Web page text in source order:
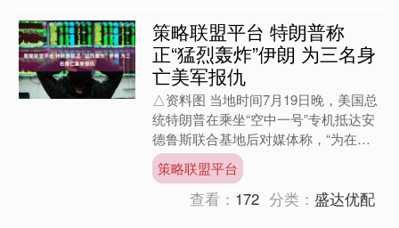
策略联盟平台 特朗普称
正“猛烈轰炸”伊朗 为三名身
亡美军报仇
△资料图 当地时间7月19日晚，美国总
统特朗普在乘坐“空中一号”专机抵达安
德鲁斯联合基地后对媒体称，“为在中
东地区国家身亡的三名美军人员报
仇”，美军正对伊朗实施....
策略联盟平台
查看： 172 分类：盛达优配